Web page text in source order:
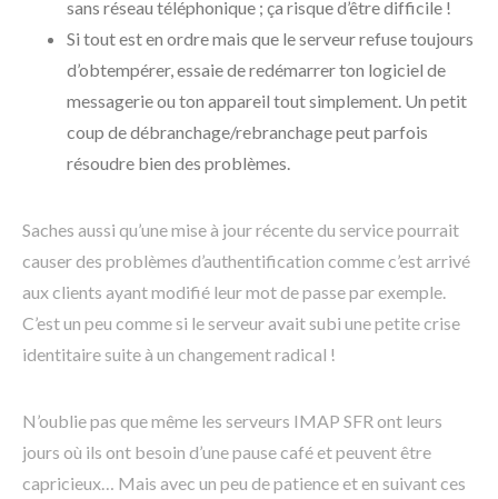
sans réseau téléphonique ; ça risque d’être difficile !
Si tout est en ordre mais que le serveur refuse toujours
d’obtempérer, essaie de redémarrer ton logiciel de
messagerie ou ton appareil tout simplement. Un petit
coup de débranchage/rebranchage peut parfois
résoudre bien des problèmes.
Saches aussi qu’une mise à jour récente du service pourrait
causer des problèmes d’authentification comme c’est arrivé
aux clients ayant modifié leur mot de passe par exemple.
C’est un peu comme si le serveur avait subi une petite crise
identitaire suite à un changement radical !
N’oublie pas que même les serveurs IMAP SFR ont leurs
jours où ils ont besoin d’une pause café et peuvent être
capricieux… Mais avec un peu de patience et en suivant ces